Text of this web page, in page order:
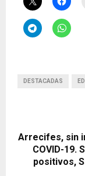
DESTACADAS
Arrecifes, sin
COVID-19.
positivos,